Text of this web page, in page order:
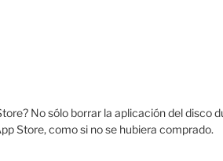
No sólo borrar la aplicación del disco
Store, como si no se hubiera comprado.